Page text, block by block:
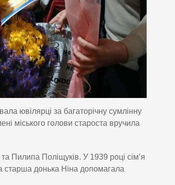
ювілярці за багаторічну сумлінну
міського голови староста вручила
Пилипа Поліщуків. У 1939 році сім’я
а старша донька Ніна допомагала